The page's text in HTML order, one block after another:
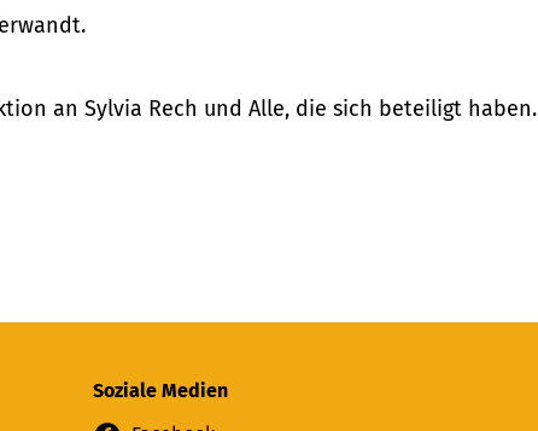
an Sylvia Rech und Alle, die sich beteiligt haben.
Soziale Medien